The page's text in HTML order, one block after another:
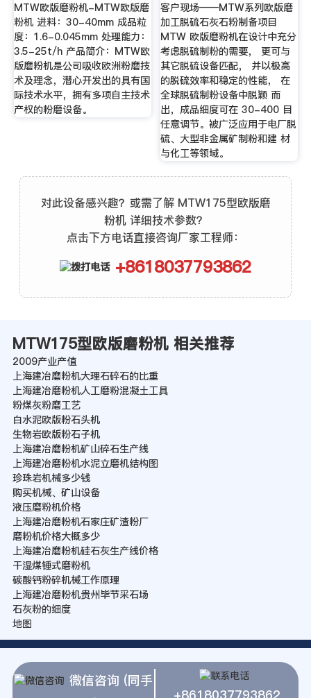
MTW欧版磨粉机-MTW欧版磨
粉机 进料：30-40mm 成品粒
度：1.6-0.045mm 处理能力：
3.5-25t/h 产品简介：MTW欧
版磨粉机是公司吸收欧洲粉磨技
术及理念，潜心开发出的具有国
际技术水平，拥有多项自主技术
产权的粉磨设备。
客户现场——MTW系列欧版磨
加工脱硫石灰石粉制备项目
MTW 欧版磨粉机在设计中充分
考虑脱硫制粉的需要， 更可与
其它脱硫设备匹配， 并以极高
的脱硫效率和稳定的性能， 在
全球脱硫制粉设备中脱颖 而
出，成品细度可在 30-400 目
任意调节。被广泛应用于电厂脱
硫、大型非金属矿制粉和建 材
与化工等领域。
对此设备感兴趣？或需了解 MTW175型欧版磨
粉机 详细技术参数？
点击下方电话直接咨询厂家工程师：
+8618037793862
MTW175型欧版磨粉机 相关推荐
2009产业产值
上海建冶磨粉机大理石碎石的比重
上海建冶磨粉机人工磨粉混凝土工具
粉煤灰粉磨工艺
白水泥欧版粉石头机
生物岩欧版粉石子机
上海建冶磨粉机矿山碎石生产线
上海建冶磨粉机水泥立磨机结构图
珍珠岩机械多少钱
购买机械、矿山设备
液压磨粉机价格
上海建冶磨粉机石家庄矿渣粉厂
磨粉机价格大概多少
上海建冶磨粉机硅石灰生产线价格
干湿煤锤式磨粉机
碳酸钙粉碎机械工作原理
上海建冶磨粉机贵州毕节采石场
石灰粉的细度
地图
微信咨询 (同手